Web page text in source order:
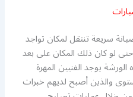
سريعة تنتقل لمكان تواجد
لو كان ذلك المكان على بعد
يوجد الفنيين المهرة
والذين أصبح لديهم خبرات